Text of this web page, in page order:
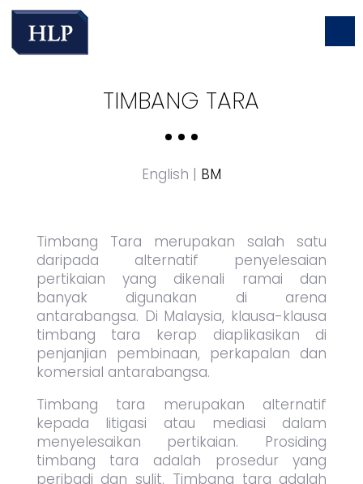
TIMBANG TARA
English | BM
Timbang Tara merupakan salah satu
daripada alternatif penyelesaian
pertikaian yang dikenali ramai dan
banyak digunakan di arena
antarabangsa. Di Malaysia, klausa-klausa
timbang tara kerap diaplikasikan di
penjanjian pembinaan, perkapalan dan
komersial antarabangsa.
Timbang tara merupakan alternatif
kepada litigasi atau mediasi dalam
menyelesaikan pertikaian. Prosiding
timbang tara adalah prosedur yang
peribadi dan sulit. Timbang tara adalah